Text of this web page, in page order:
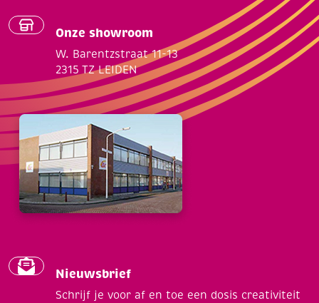
Onze showroom
W. Barentzstraat 11-13
2315 TZ LEIDEN
Nieuwsbrief
Schrijf je voor af en toe een dosis creativiteit